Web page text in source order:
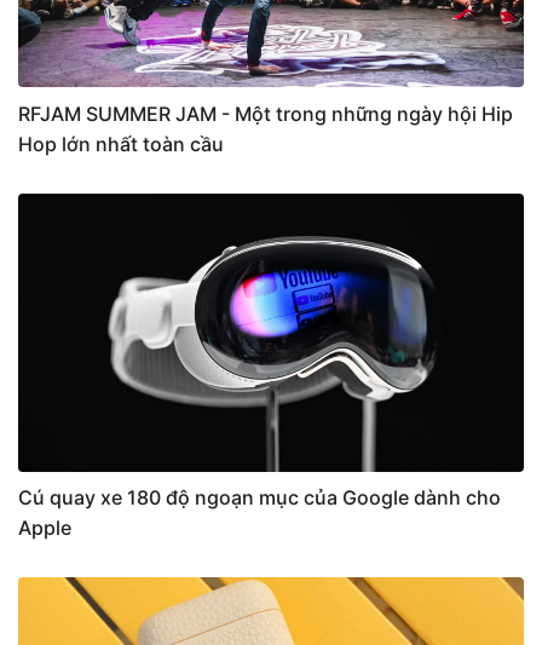
RFJAM SUMMER JAM - Một trong những ngày hội Hip
Hop lớn nhất toàn cầu
Cú quay xe 180 độ ngoạn mục của Google dành cho
Apple